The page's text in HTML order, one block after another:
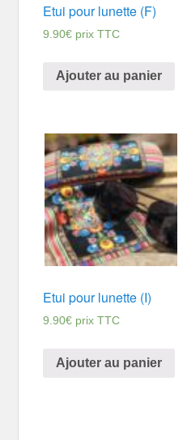
Etui pour lunette (F)
9.90€ prix TTC
Ajouter au panier
Etui pour lunette (I)
9.90€ prix TTC
Ajouter au panier